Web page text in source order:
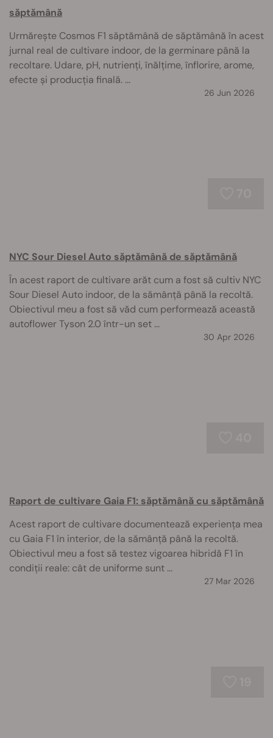
săptămână
Urmărește Cosmos F1 săptămână de săptămână în acest
jurnal real de cultivare indoor, de la germinare până la
recoltare. Udare, pH, nutrienți, înălțime, înflorire, arome,
efecte și producția finală. ...
26 Jun 2026
NYC Sour Diesel Auto săptămână de săptămână
În acest raport de cultivare arăt cum a fost să cultiv NYC
Sour Diesel Auto indoor, de la sămânță până la recoltă.
Obiectivul meu a fost să văd cum performează această
autoflower Tyson 2.0 într-un set ...
30 Apr 2026
Raport de cultivare Gaia F1: săptămână cu săptămână
Acest raport de cultivare documentează experiența mea
cu Gaia F1 în interior, de la sămânță până la recoltă.
Obiectivul meu a fost să testez vigoarea hibridă F1 în
condiții reale: cât de uniforme sunt ...
27 Mar 2026